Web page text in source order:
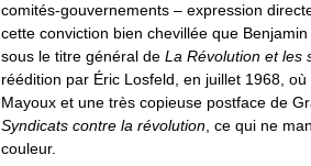
comités-gouvernements – expression
cette conviction bien chevillée que
sous le titre général de La Révolution et les
réédition par Éric Losfeld, en juillet 1968,
Mayoux et une très copieuse postface de
Syndicats contre la révolution, ce qui ne
couleur.